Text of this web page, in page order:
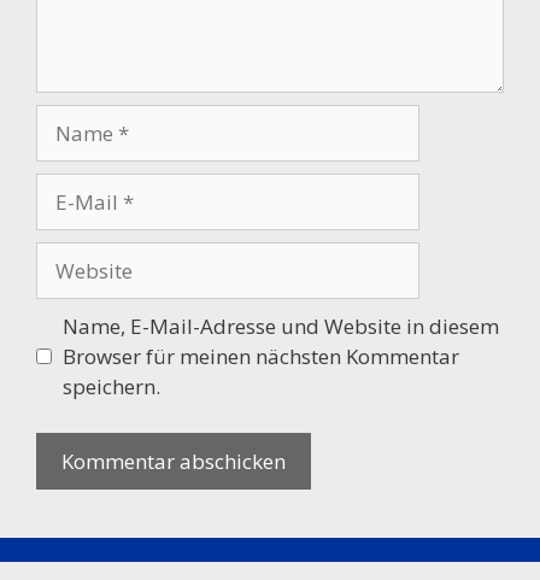
Mail
Name, E-Mail-Adresse und Website in diesem
Browser für meinen nächsten Kommentar
speichern.